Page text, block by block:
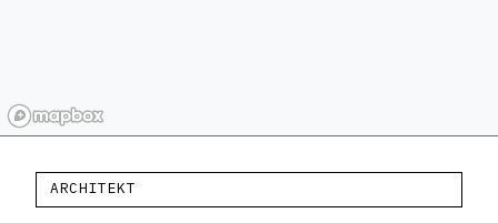
ARCHITEKT